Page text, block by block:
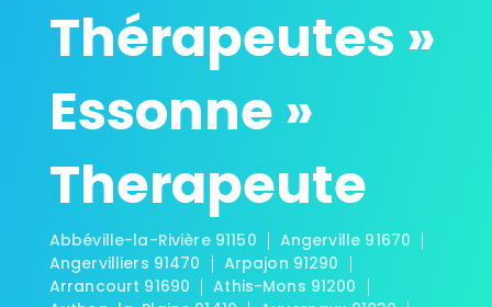
Thérapeutes »
Essonne »
Therapeute
Abbéville-la-Rivière 91150
Angerville 91670
Angervilliers 91470
Arpajon 91290
Arrancourt 91690
Athis-Mons 91200